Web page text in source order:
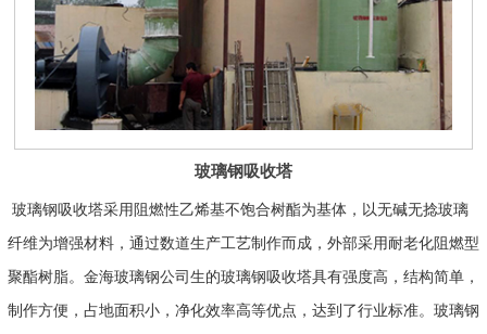
玻璃钢吸收塔
玻璃钢吸收塔采用阻燃性乙烯基不饱合树酯为基体，以无碱无捻玻璃
纤维为增强材料，通过数道生产工艺制作而成，外部采用耐老化阻燃型
聚酯树脂。金海玻璃钢公司生的玻璃钢吸收塔具有强度高，结构简单，
制作方便，占地面积小，净化效率高等优点，达到了行业标准。玻璃钢